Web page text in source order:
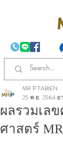
ผลรวมเล
ศาสตร์
MR P TABIEN
25 พ.ย. 2564 ย